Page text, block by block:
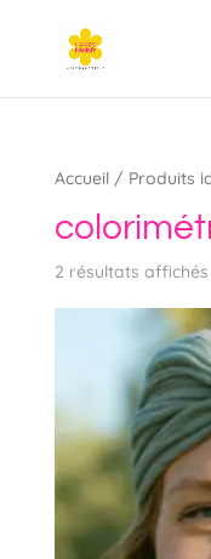
Accueil/ Produits
2 résultats affichés